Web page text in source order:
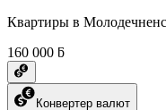
Квартиры в
160 000 ƃ
Конвертер валют